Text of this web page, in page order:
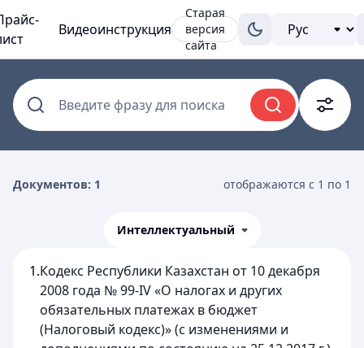
Видеоинструкция
Старая
версия
сайта
Введите фразу для поиска
Документов: 1 отображаются с 1 по 1
Интеллектуальный
1.Кодекс Республики Казахстан от 10 декабря
2008 года № 99-IV «О налогах и других
обязательных платежах в бюджет
(Налоговый кодекс)» (с изменениями и